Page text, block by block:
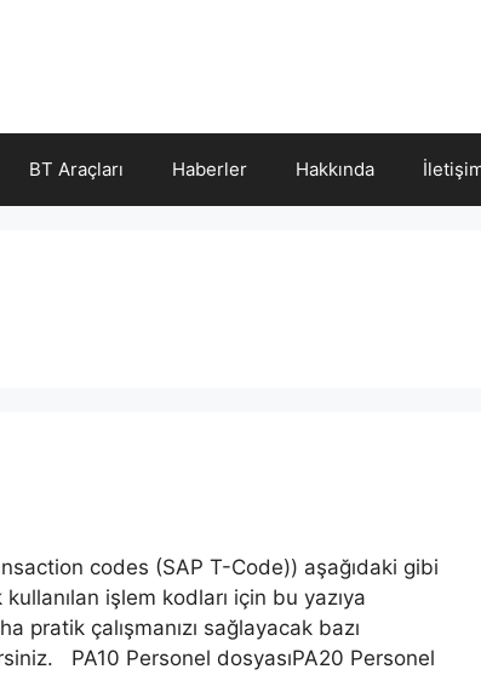
BT Araçları Haberler Hakkında
codes (SAP T-Code)) aşağıdaki gibi
işlem kodları için bu yazıya
pratik çalışmanızı sağlayacak bazı
PA10 Personel dosyasıPA20 Personel